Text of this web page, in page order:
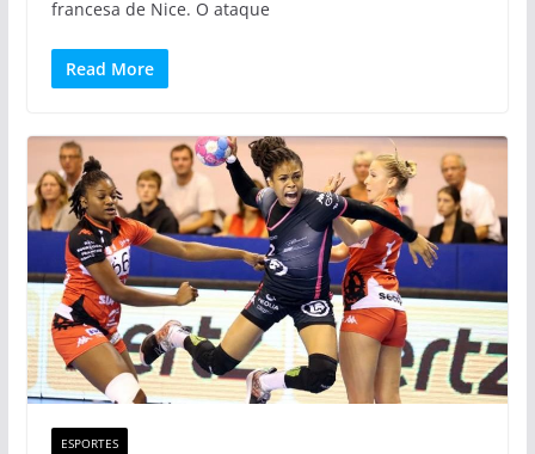
francesa de Nice. O ataque
Read More
ESPORTES